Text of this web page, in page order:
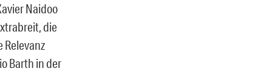
Naidoo
die
Barth in der